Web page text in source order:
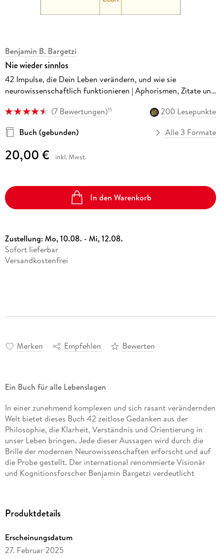
Benjamin B. Bargetzi
Nie wieder sinnlos
42 Impulse, die Dein Leben verändern, und wie sie
neurowissenschaftlich funktionieren | Aphorismen, Zitate und
(7 Bewertungen)15
200 Lesepunkte
Buch (gebunden)
Alle 3 Formate
20,00 € inkl. Mwst.
In den Warenkorb
Zustellung:Mo, 10.08. - Mi, 12.08.
Sofort lieferbar
Versandkostenfrei
Merken Empfehlen Bewerten
Ein Buch für alle Lebenslagen
In einer zunehmend komplexen und sich rasant verändernden
Welt bietet dieses Buch 42 zeitlose Gedanken aus der
Philosophie, die Klarheit, Verständnis und Orientierung in
unser Leben bringen. Jede dieser Aussagen wird durch die
Brille der modernen Neurowissenschaften erforscht und auf
die Probe gestellt. Der international renommierte Visionär
und Kognitionsforscher Benjamin Bargetzi verdeutlicht
Theorien aus Neurowissenschaft, Psychologie und
die Menschheit selbst: Was verursacht unser Leiden? Wie
können wir mentale Souveränität erlangen? Und was
Produktdetails
Erscheinungsdatum
27. Februar 2025